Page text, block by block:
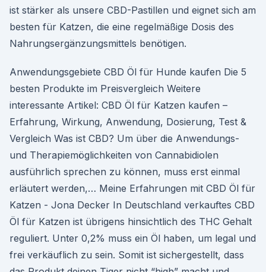
ist stärker als unsere CBD-Pastillen und eignet sich am
besten für Katzen, die eine regelmäßige Dosis des
Nahrungsergänzungsmittels benötigen.
Anwendungsgebiete CBD Öl für Hunde kaufen Die 5
besten Produkte im Preisvergleich Weitere
interessante Artikel: CBD Öl für Katzen kaufen –
Erfahrung, Wirkung, Anwendung, Dosierung, Test &
Vergleich Was ist CBD? Um über die Anwendungs-
und Therapiemöglichkeiten von Cannabidiolen
ausführlich sprechen zu können, muss erst einmal
erläutert werden,… Meine Erfahrungen mit CBD Öl für
Katzen - Jona Decker In Deutschland verkauftes CBD
Öl für Katzen ist übrigens hinsichtlich des THC Gehalt
reguliert. Unter 0,2% muss ein Öl haben, um legal und
frei verkäuflich zu sein. Somit ist sichergestellt, dass